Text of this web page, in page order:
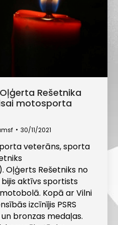
Rešetnika
motosporta
30/11/2021
veterāns, sporta
Oļģerts Rešetniks no
bijis aktīvs sportists
Kopā ar Vilni
izcīnījis PSRS
bronzas medaļas.